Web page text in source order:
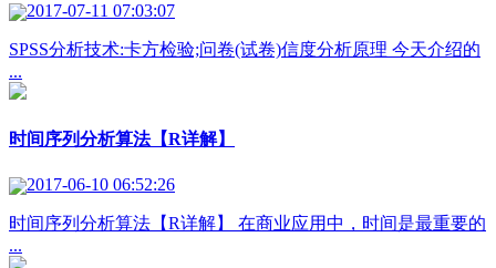
2017-07-11 07:03:07
SPSS分析技术:卡方检验;问卷(试卷)信度分析原理 今天介绍的
...
时间序列分析算法【R详解】
2017-06-10 06:52:26
时间序列分析算法【R详解】 在商业应用中，时间是最重要的
...